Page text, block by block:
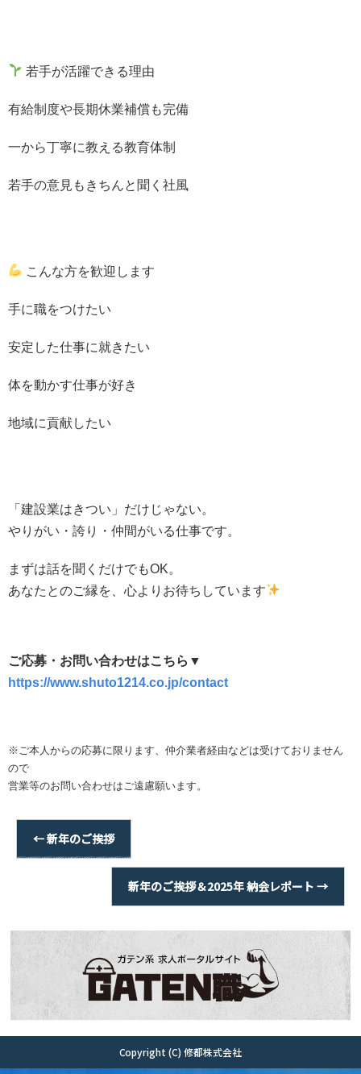
若手が活躍できる理由
有給制度や長期休業補償も完備
一から丁寧に教える教育体制
若手の意見もきちんと聞く社風
こんな方を歓迎します
手に職をつけたい
安定した仕事に就きたい
体を動かす仕事が好き
地域に貢献したい
「建設業はきつい」だけじゃない。
やりがい・誇り・仲間がいる仕事です。
まずは話を聞くだけでもOK。
あなたとのご縁を、心よりお待ちしています
ご応募・お問い合わせはこちら▼
https://www.shuto1214.co.jp/contact
※ご本人からの応募に限ります、仲介業者経由などは受けておりません
ので
営業等のお問い合わせはご遠慮願います。
←新年のご挨拶
新年のご挨拶＆2025年 納会レポート →
Copyright (C) 修都株式会社